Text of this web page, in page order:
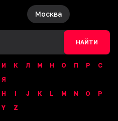
Москва
НАЙТИ
И К Л М Н О П Р
С
Я
H I J K L M N O
P
Y Z